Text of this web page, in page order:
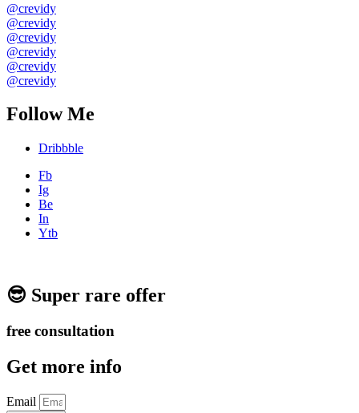
@crevidy
@crevidy
@crevidy
@crevidy
@crevidy
@crevidy
Follow Me
Dribbble
Fb
Ig
Be
In
Ytb
😎 Super rare offer
free consultation
Get more info
Email